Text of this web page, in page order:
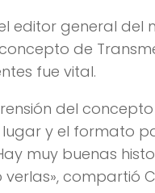
editor general
de
fue vital.
del
lugar y el formato
muy buenas
verlas», compartió